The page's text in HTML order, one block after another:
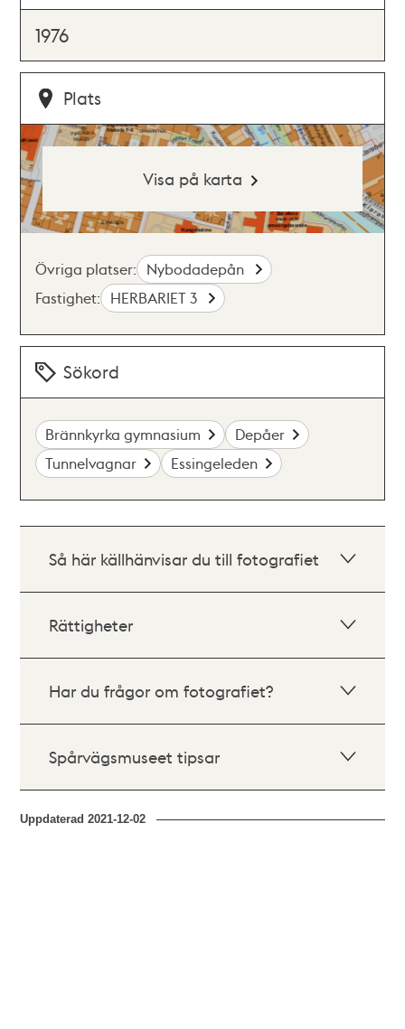
1976
Plats
Visa på karta
Övriga platser: Nybodadepån
Fastighet: HERBARIET 3
Sökord
Brännkyrka gymnasium
Depåer
Tunnelvagnar
Essingeleden
Så här källhänvisar du till fotografiet
Rättigheter
Har du frågor om fotografiet?
Spårvägsmuseet tipsar
Uppdaterad2021-12-02